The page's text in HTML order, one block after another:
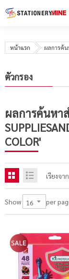
หน้าแรก ผลการค้
ผลการค้นหา
COLOR'
เรียงจาก
Show per
ตัวกรอง